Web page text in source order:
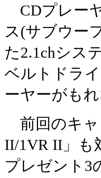
CDプレー
ス(サブウー
た2.1chシス
ベルトドラ
ーヤーがも
前回のキャ
II/1VR II」も
プレゼント3